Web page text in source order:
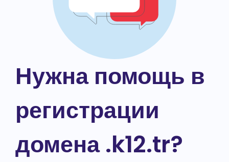
Нужна помощь в
регистрации
домена .k12.tr?